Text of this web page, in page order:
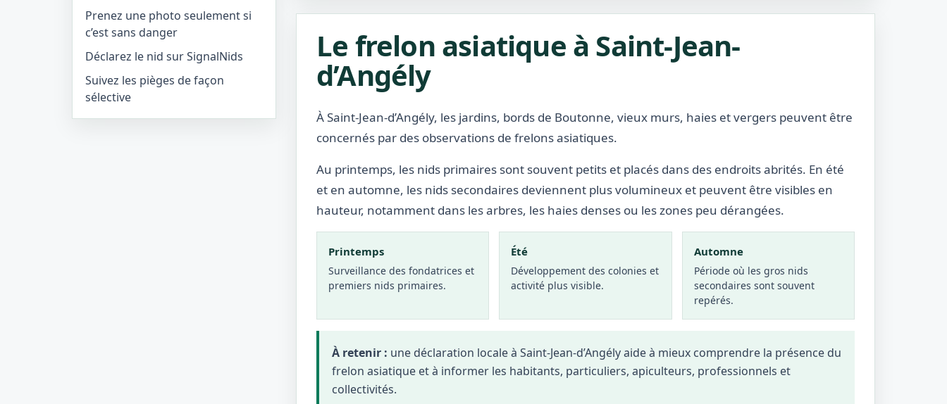
Prenez une photo seulement si
c’est sans danger
Déclarez le nid sur SignalNids
Suivez les pièges de façon
sélective
Le frelon asiatique à Saint-Jean-
d’Angély
À Saint-Jean-d’Angély, les jardins, bords de Boutonne, vieux murs, haies et vergers peuvent être
concernés par des observations de frelons asiatiques.
Au printemps, les nids primaires sont souvent petits et placés dans des endroits abrités. En été
et en automne, les nids secondaires deviennent plus volumineux et peuvent être visibles en
hauteur, notamment dans les arbres, les haies denses ou les zones peu dérangées.
Printemps
Surveillance des fondatrices et
premiers nids primaires.
Été
Développement des colonies et
activité plus visible.
Automne
Période où les gros nids
secondaires sont souvent
repérés.
À retenir : une déclaration locale à Saint-Jean-d’Angély aide à mieux comprendre la présence du
frelon asiatique et à informer les habitants, particuliers, apiculteurs, professionnels et
collectivités.